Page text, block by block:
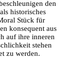
den
historisches
Stück für
konsequent aus
auf ihre inneren
stehen
zu werden.